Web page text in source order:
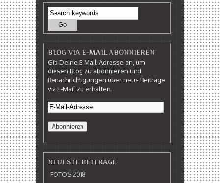
BLOG VIA E-MAIL ABONNIEREN
Gib Deine E-Mail-Adresse an, um
diesen Blog zu abonnieren und
Benachrichtigungen über neue Beiträge
via E-Mail zu erhalten.
NEUESTE BEITRÄGE
FOTOS 2018